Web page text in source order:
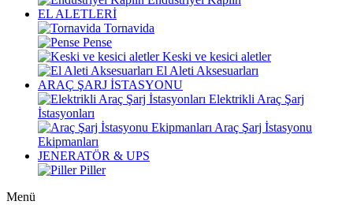
EL ALETLERİ
Tornavida
Pense
Keski ve kesici aletler
El Aleti Aksesuarları
ARAÇ ŞARJ İSTASYONU
Elektrikli Araç Şarj
İstasyonları
Araç Şarj İstasyonu
Ekipmanları
JENERATÖR & UPS
Piller
Menü